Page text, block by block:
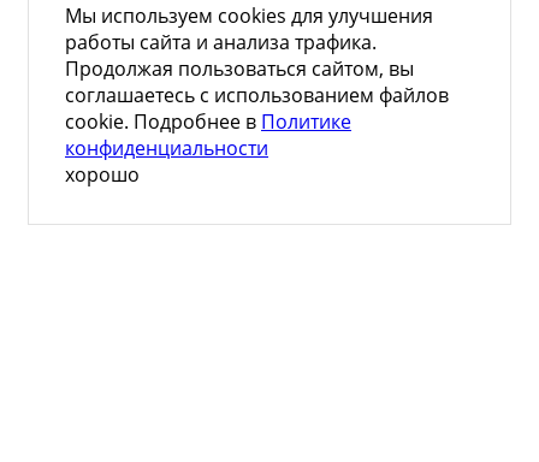
Мы используем cookies для улучшения
работы сайта и анализа трафика.
Продолжая пользоваться сайтом, вы
соглашаетесь с использованием файлов
cookie. Подробнее в Политике
конфиденциальности
хорошо